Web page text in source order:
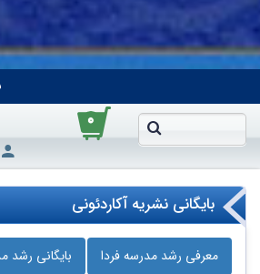
۰
بایگانی نشریه آکاردئونی
معرفی رشد مدرسه‌ فردا بایگانی رشد